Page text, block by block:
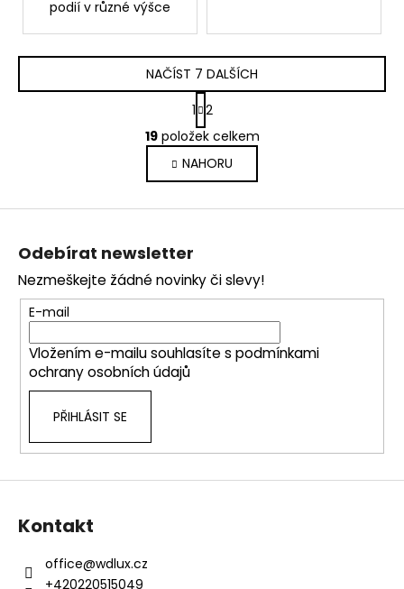
podií v různé výšce
O
v
l
á
d
p
r
v
k
y
u
NAČÍST 7 DALŠÍCH
S
t
r
á
n
k
o
í
1 2
19položek celkem
NAHORU
Odebírat newsletter
Nezmeškejte žádné novinky či slevy!
E-mail
Vložením e-mailu souhlasíte s podmínkami
ochrany osobních údajů
PŘIHLÁSIT SE
Kontakt
office@wdlux.cz
+420220515049